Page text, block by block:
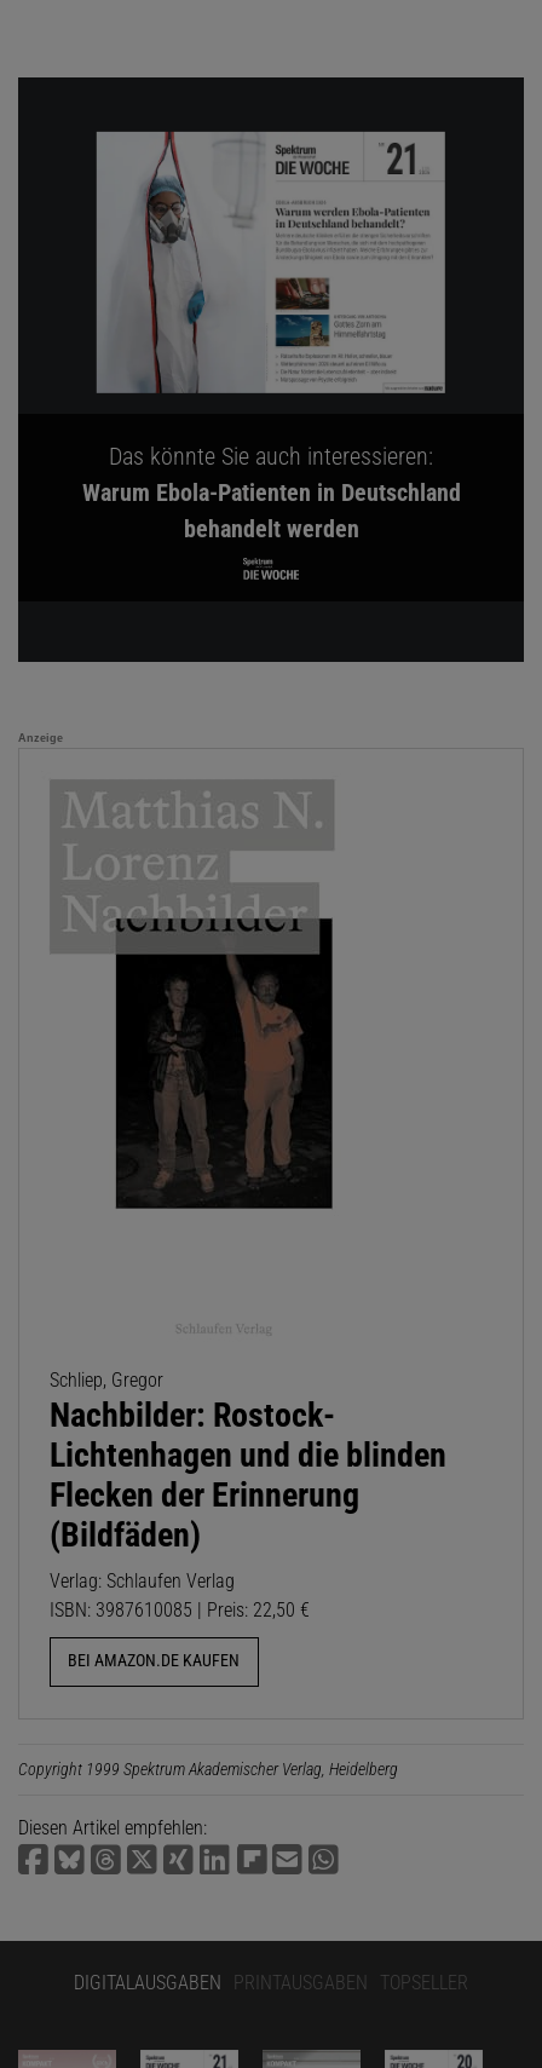
Das könnte Sie auch interessieren:
Warum Ebola-Patienten in Deutschland
behandelt werden
Anzeige
Schliep, Gregor
Nachbilder: Rostock-
Lichtenhagen und die blinden
Flecken der Erinnerung
(Bildfäden)
Verlag: Schlaufen Verlag
ISBN: 3987610085 | Preis: 22,50 €
BEI AMAZON.DE KAUFEN
Copyright 1999 Spektrum Akademischer Verlag, Heidelberg
Diesen Artikel empfehlen:
DIGITALAUSGABEN PRINTAUSGABEN TOPSELLER